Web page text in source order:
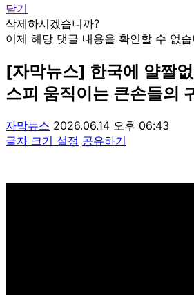
닫기
삭제하시겠습니까?
이제 해당 댓글 내용을 확인할 수 없
[자막뉴스] 한국에 얄짤
스피 움직이는 큰손들의
자막뉴스 2026.06.14 오후 06:43
글자 크기 설정 공유하기